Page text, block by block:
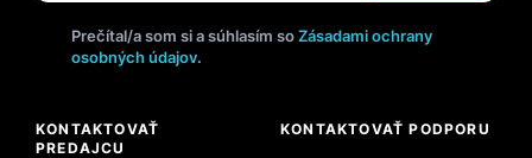
Prečítal/a som si a súhlasím soZásadami ochrany
osobných údajov.
KONTAKTOVAŤ
PREDAJCU
KONTAKTOVAŤ PODPORU